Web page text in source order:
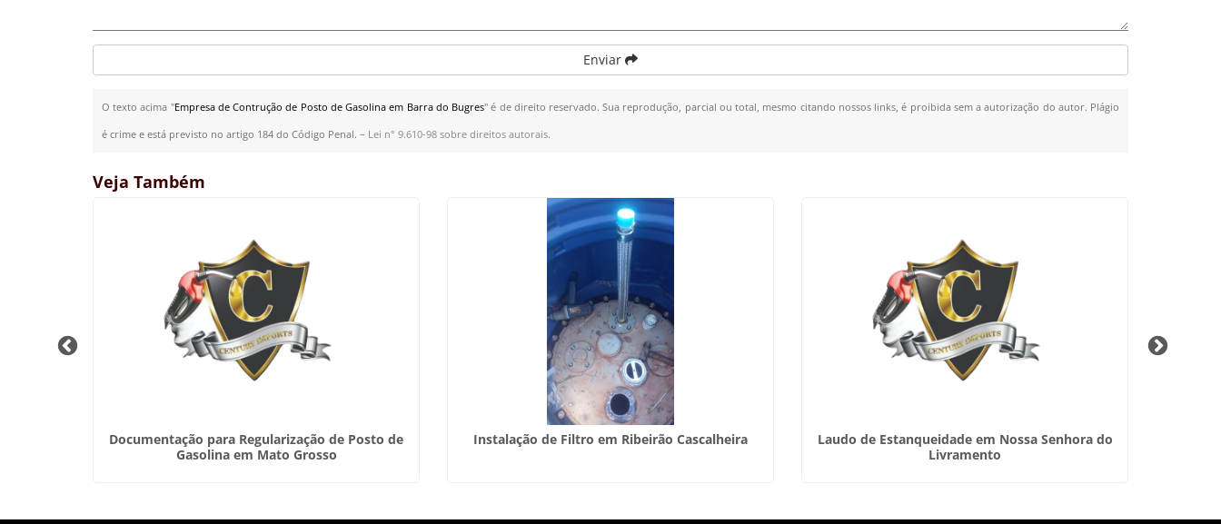
Enviar
O texto acima "Empresa de Contrução de Posto de Gasolina em Barra do Bugres" é de direito reservado. Sua reprodução, parcial ou total, mesmo citando nossos links, é proibida sem a autorização do autor. Plágio
é crime e está previsto no artigo 184 do Código Penal. – Lei n° 9.610-98 sobre direitos autorais.
Veja Também
Documentação para Regularização de Posto de
Gasolina em Mato Grosso
Instalação de Filtro em Ribeirão Cascalheira
Laudo de Estanqueidade em Nossa Senhora do
Livramento